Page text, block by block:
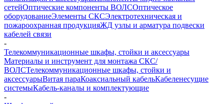
сетейОптические компоненты ВОЛСОптическое
оборудованиеЭлементы СКСЭлектротехническая и
пожароохранная продукцияЖД узлы и арматура подвески
кабелей связи
-
Телекоммуникационные шкафы, стойки и аксессуары
Материалы и инструмент для монтажа СКС/
ВОЛСТелекоммуникационные шкафы, стойки и
аксессуарыВитая параКоаксиальный кабельКабеленесущие
системыКабель-каналы и комплектующие
-